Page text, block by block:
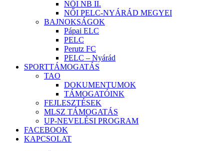
NŐI NB II.
NŐI PELC-NYÁRÁD MEGYEI
BAJNOKSÁGOK
Pápai ELC
PELC
Perutz FC
PELC – Nyárád
SPORTTÁMOGATÁS
TAO
DOKUMENTUMOK
TÁMOGATÓINK
FEJLESZTÉSEK
MLSZ TÁMOGATÁS
UP-NEVELÉSI PROGRAM
FACEBOOK
KAPCSOLAT